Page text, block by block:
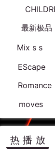
最新极品
Mix s s
EScape
Romance
moves
热播放